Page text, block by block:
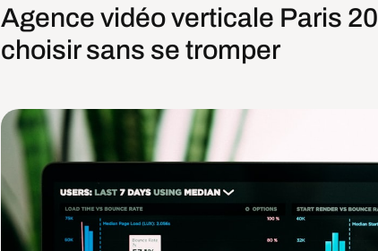
Agence vidéo verticale Paris
choisir sans se tromper